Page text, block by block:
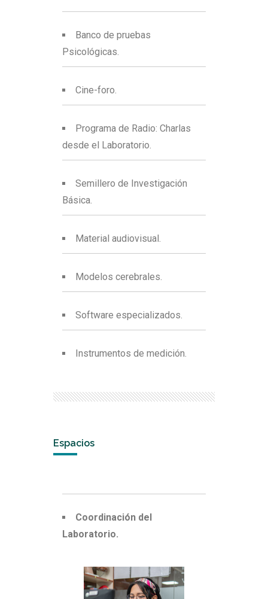
Banco de pruebas
Psicológicas.
Cine-foro.
Programa de Radio: Charlas
desde el Laboratorio.
Semillero de Investigación
Básica.
Material audiovisual.
Modelos cerebrales.
Software especializados.
Instrumentos de medición.
Espacios
Coordinación del
Laboratorio.